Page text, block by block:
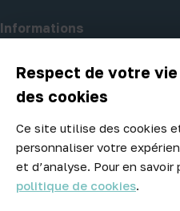
Respect de votre
des cookies
Ce site utilise des cookies
personnaliser votre
et d’analyse. Pour en
politique de cookies.
Informations
A propos d'Atelier Piscine
Ne manquez aucune
prix et